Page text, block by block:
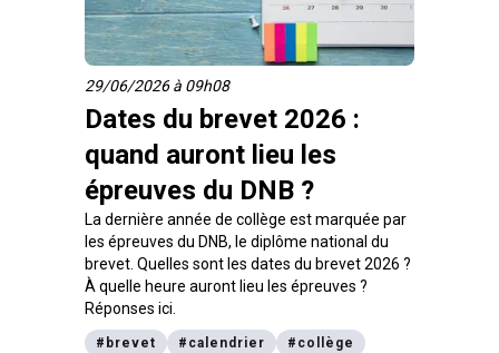
29/06/2026 à 09h08
Dates du brevet 2026 :
quand auront lieu les
épreuves du DNB ?
La dernière année de collège est marquée par
les épreuves du DNB, le diplôme national du
brevet. Quelles sont les dates du brevet 2026 ?
À quelle heure auront lieu les épreuves ?
Réponses ici.
# brevet # calendrier # collège